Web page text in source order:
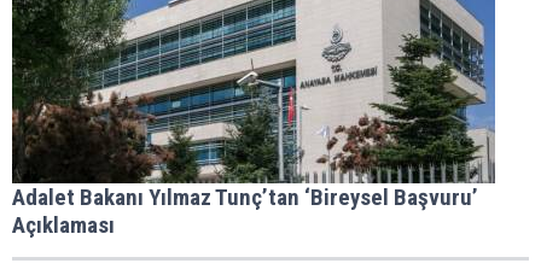
Adalet Bakanı Yılmaz Tunç’tan ‘Bireysel Başvuru’
Açıklaması